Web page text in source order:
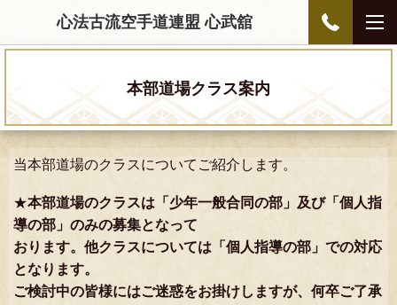
心法古流空手道連盟 心武舘
本部道場クラス案内
当本部道場のクラスについてご紹介します。
★本部道場のクラスは「少年一般合同の部」及び「個人指
導の部」のみの募集となって
おります。他クラスについては「個人指導の部」での対応
となります。
ご検討中の皆様にはご迷惑をお掛けしますが、何卒ご了承